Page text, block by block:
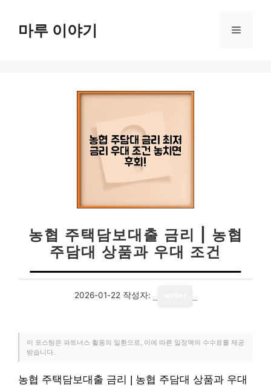
마루 이야기 메
농협 주택담보대출 금리 | 농협
주담대 상품과 우대 조건
2026-01-22 작성자:
이 포스팅은 파트너스 활동의 일환으로, 이에 따른 일정액의 수수료를 제공
받습니다.
농협 주택담보대출 금리 | 농협 주담대 상품과 우대